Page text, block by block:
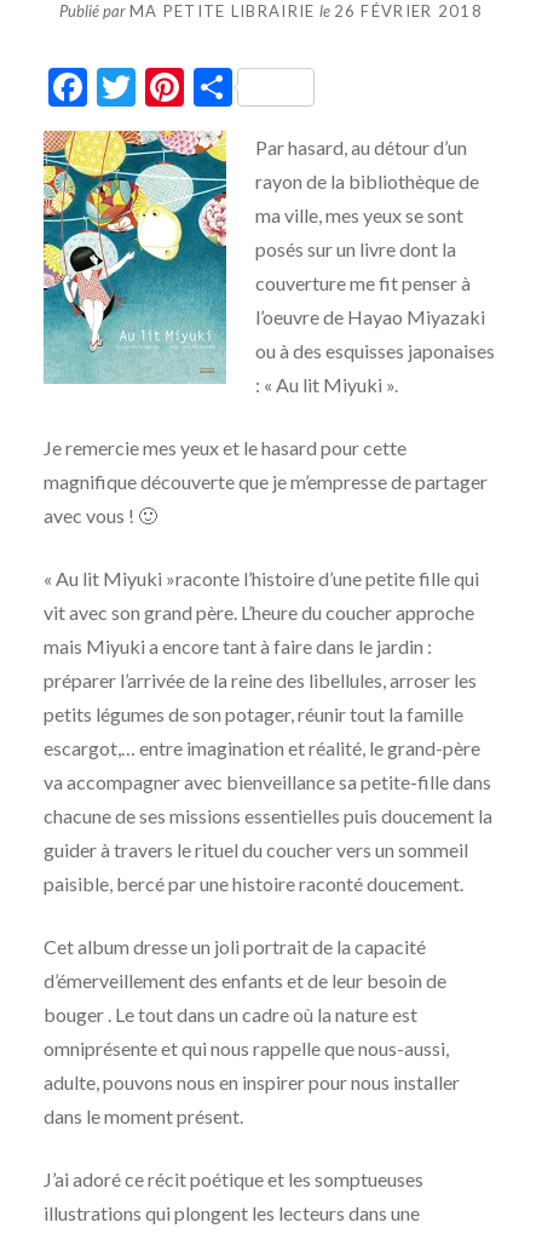
Publié parMA PETITE LIBRAIRIE le 26 FÉVRIER 2018
Facebook
Twitter
Pinterest
Partager
Par hasard, au détour d’un
rayon de la bibliothèque de
ma ville, mes yeux se sont
posés sur un livre dont la
couverture me fit penser à
l’oeuvre de Hayao Miyazaki
ou à des esquisses japonaises
: « Au lit Miyuki ».
Je remercie mes yeux et le hasard pour cette
magnifique découverte que je m’empresse de partager
avec vous ! 🙂
« Au lit Miyuki »raconte l’histoire d’une petite fille qui
vit avec son grand père. L’heure du coucher approche
mais Miyuki a encore tant à faire dans le jardin :
préparer l’arrivée de la reine des libellules, arroser les
petits légumes de son potager, réunir tout la famille
escargot,… entre imagination et réalité, le grand-père
va accompagner avec bienveillance sa petite-fille dans
chacune de ses missions essentielles puis doucement la
guider à travers le rituel du coucher vers un sommeil
paisible, bercé par une histoire raconté doucement.
Cet album dresse un joli portrait de la capacité
d’émerveillement des enfants et de leur besoin de
bouger . Le tout dans un cadre où la nature est
omniprésente et qui nous rappelle que nous-aussi,
adulte, pouvons nous en inspirer pour nous installer
dans le moment présent.
J’ai adoré ce récit poétique et les somptueuses
illustrations qui plongent les lecteurs dans une